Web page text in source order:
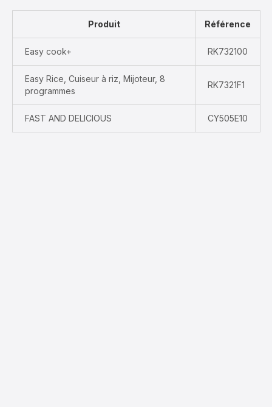
Produit Référence
Easy cook+ RK732100
Easy Rice, Cuiseur à riz, Mijoteur, 8
programmes
RK7321F1
FAST AND DELICIOUS CY505E10